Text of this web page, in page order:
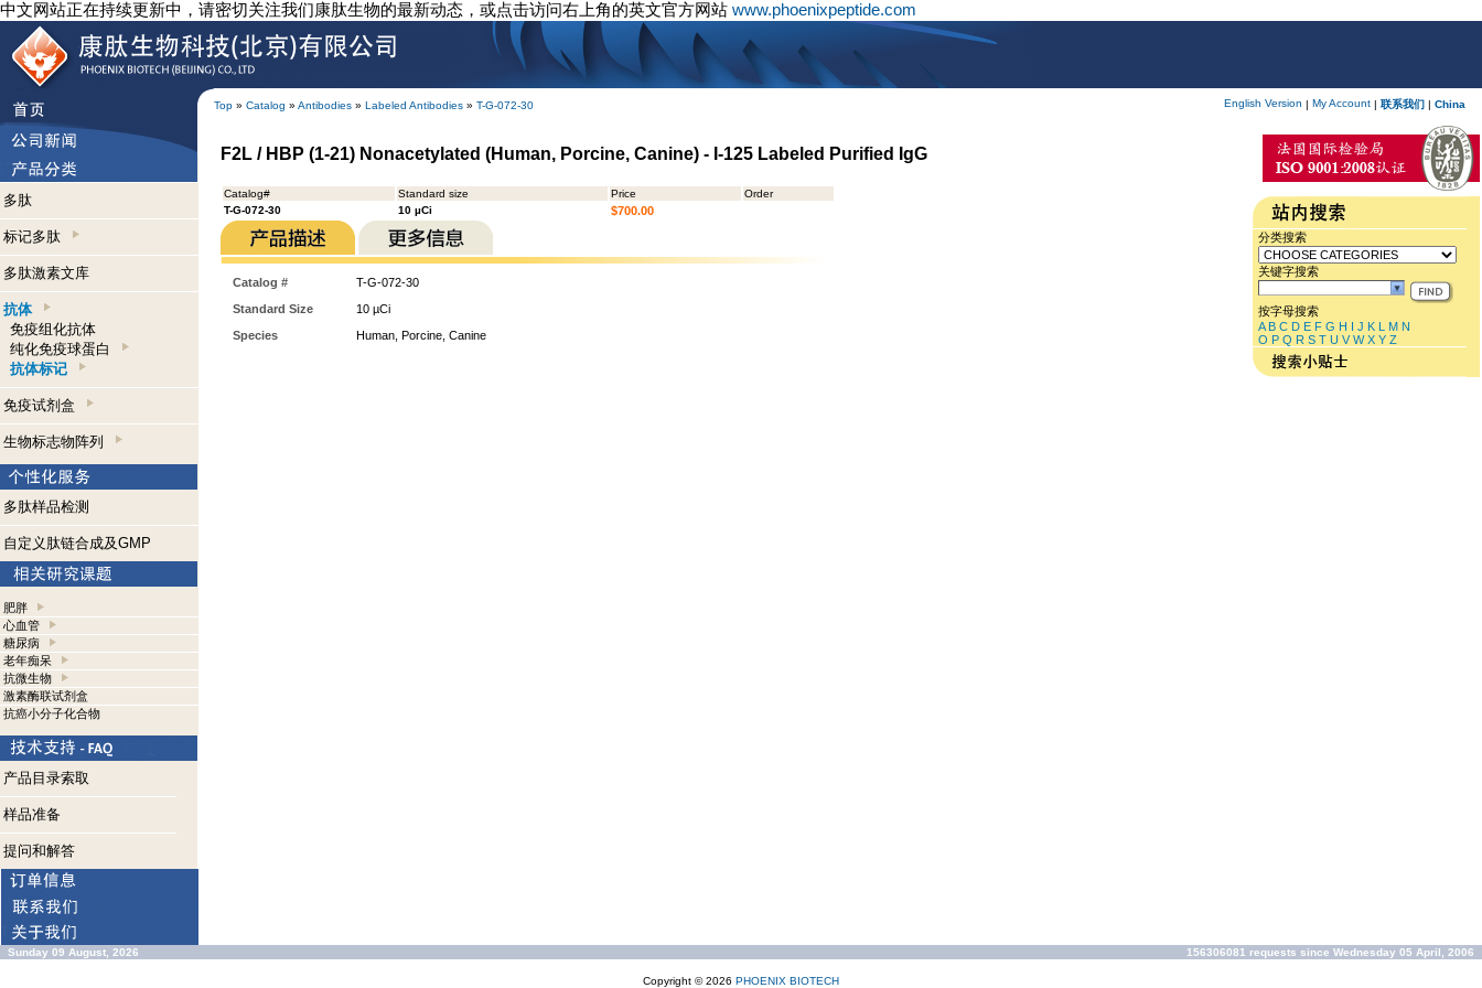
中文网站正在持续更新中，请密切关注我们康肽生物的最新动态，或点击访问右上角的英文官方网站 www.phoenixpeptide.com
Top » Catalog » Antibodies » Labeled Antibodies » T-G-072-30 English Version | My Account | 联系我们 | China
多肽
标记多肽
多肽激素文库
抗体
免疫组化抗体
纯化免疫球蛋白
抗体标记
免疫试剂盒
生物标志物阵列
多肽样品检测
自定义肽链合成及GMP
肥胖
心血管
糖尿病
老年痴呆
抗微生物
激素酶联试剂盒
抗癌小分子化合物
产品目录索取
样品准备
提问和解答
F2L / HBP (1-21) Nonacetylated (Human, Porcine, Canine) - I-125 Labeled Purified IgG
Catalog# Standard size Price
Order
T-G-072-30
10 µCi $700.00
Catalog #
T-G-072-30
Standard Size
10 µCi
Species
Human, Porcine, Canine
分类搜索
关键字搜索
按字母搜索
A B C D E F G H I J K L M N
O P Q R S T U V W X Y Z
Sunday 09 August, 2026 156306081 requests since Wednesday 05 April, 2006
Copyright © 2026 PHOENIX BIOTECH